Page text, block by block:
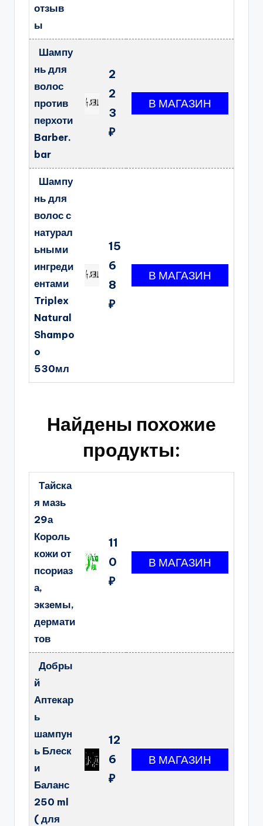
отзыв
ы
Шампу
нь для
волос
против
перхоти
Barber.
bar
2
2
3
₽
Шампу
нь для
волос с
натурал
ьными
ингреди
ентами
Triplex
Natural
Shampo
o
530мл
15
6
8
₽
Найдены похожие
продукты:
Тайска
я мазь
29а
Король
кожи от
псориаз
а,
экземы,
дермати
тов
11
0
₽
Добры
й
Аптекар
ь
шампун
ь Блеск
и
Баланс
250 ml
( для
12
6
₽